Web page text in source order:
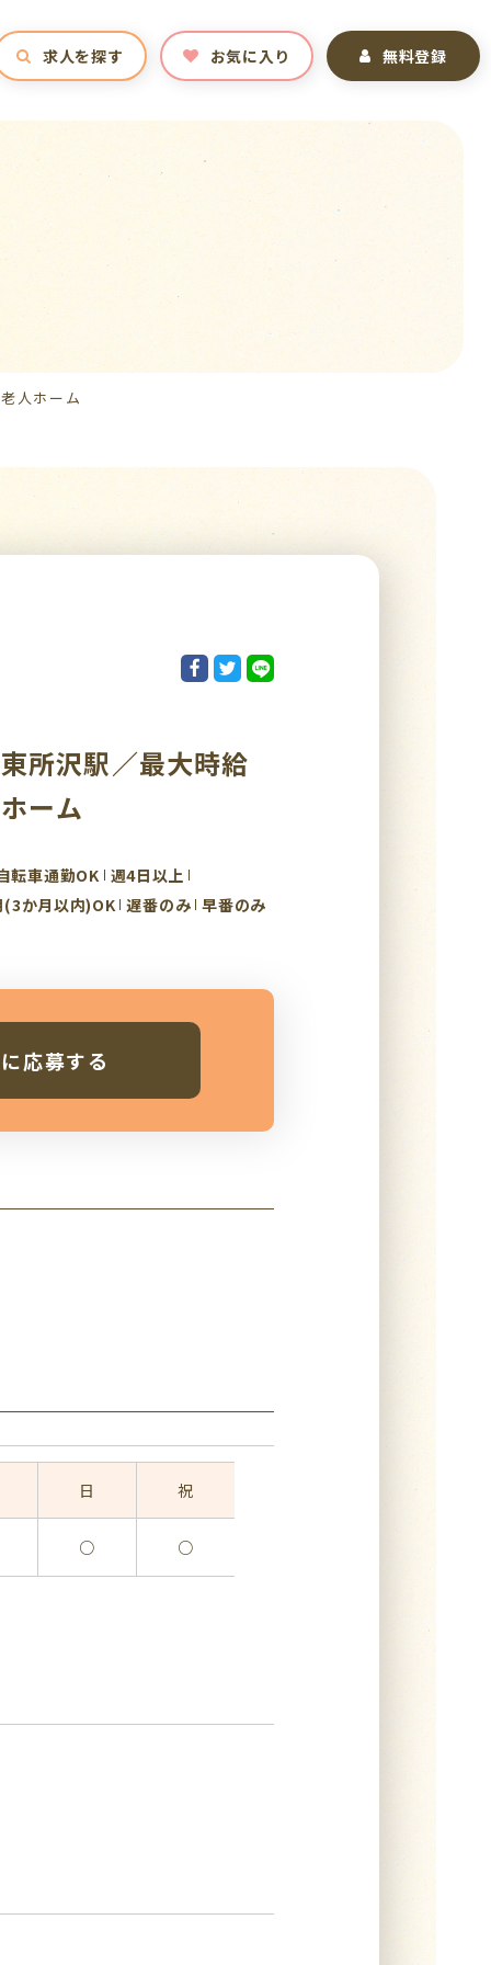
求人を探す お気に入り 無料登録
人ホーム
所沢駅／最大時給
ーム
転車通勤OK 週4日以上
(3か月以内)OK 遅番のみ 早番のみ
応募する
日 祝
○ ○